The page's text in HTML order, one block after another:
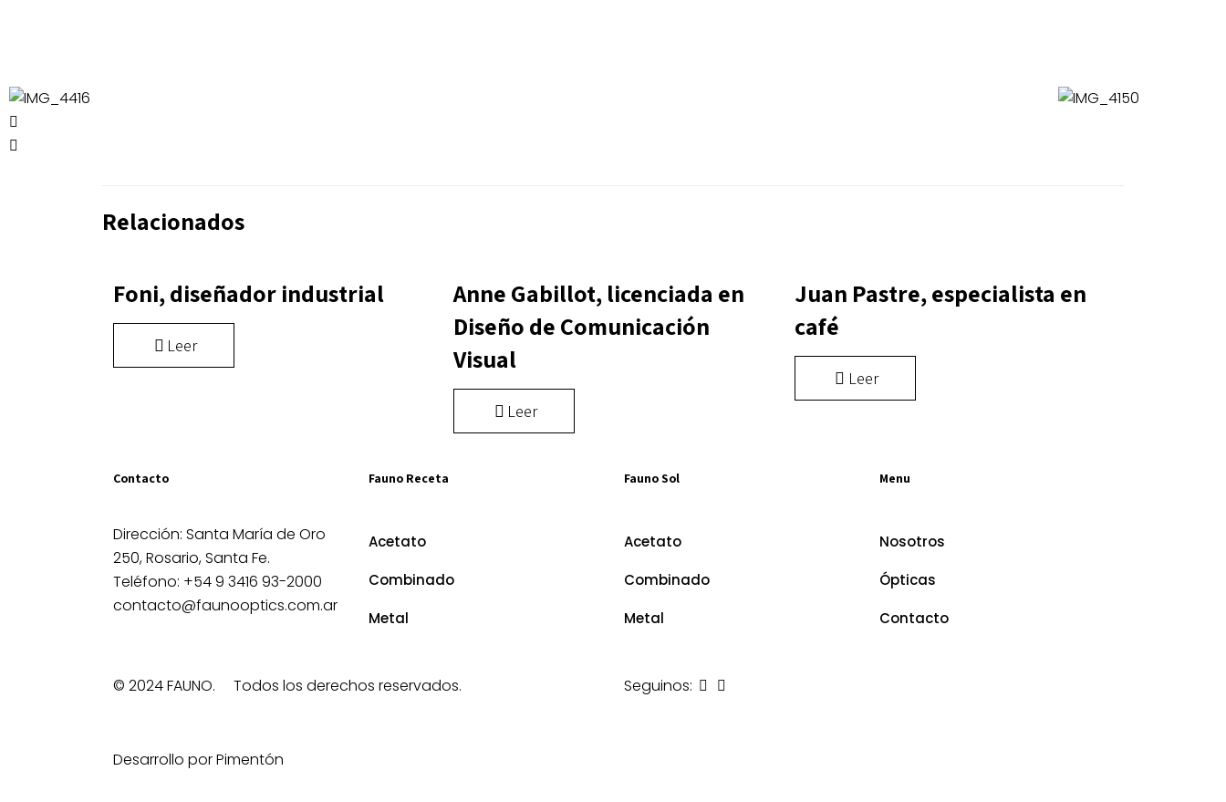
Relacionados
Foni, diseñador industrial
Leer
Anne Gabillot, licenciada en
Diseño de Comunicación
Visual
Leer
Juan Pastre, especialista en
café
Leer
Contacto
Dirección: Santa María de Oro
250, Rosario, Santa Fe.
Teléfono: +54 9 3416 93-2000
contacto@faunooptics.com.ar
Fauno Receta
Acetato
Combinado
Metal
Fauno Sol
Acetato
Combinado
Metal
Menu
Nosotros
Ópticas
Contacto
© 2024 FAUNO. Todos los derechos reservados. Seguinos:
Desarrollo por Pimentón